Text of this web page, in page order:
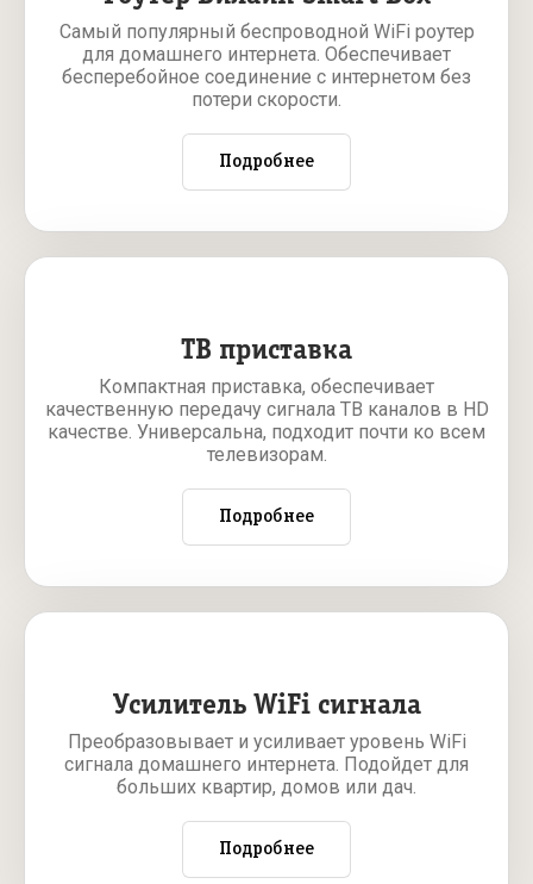
Самый популярный беспроводной WiFi роутер
для домашнего интернета. Обеспечивает
бесперебойное соединение с интернетом без
потери скорости.
Подробнее
ТВ приставка
Компактная приставка, обеспечивает
качественную передачу сигнала ТВ каналов в HD
качестве. Универсальна, подходит почти ко всем
телевизорам.
Подробнее
Усилитель WiFi сигнала
Преобразовывает и усиливает уровень WiFi
сигнала домашнего интернета. Подойдет для
больших квартир, домов или дач.
Подробнее